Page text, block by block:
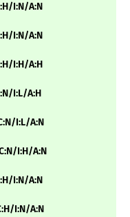
I:N/A:N
I:N/A:N
I:H/A:H
I:L/A:H
I:L/A:N
I:H/A:N
I:N/A:N
I:N/A:N